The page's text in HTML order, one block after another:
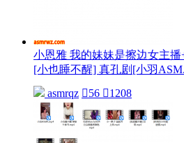
小恩雅 我的妹妹是擦边女主
[小也睡不醒] 真孔剧[小羽
asmrqz 56 1208